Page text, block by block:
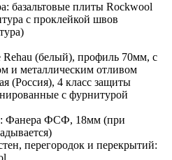
базальтовые плиты Rockwool
с проклейкой швов
(белый), профиль 70мм, с
и металлическим отливом
(Россия), 4 класс защиты
с фурнитурой
Фанера ФСФ, 18мм (при
перегородок и перекрытий: